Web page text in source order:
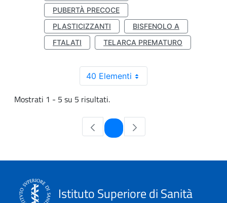
PUBERTÀ PRECOCE
PLASTICIZZANTI
BISFENOLO A
FTALATI
TELARCA PREMATURO
40 Elementi
Mostrati 1 - 5 su 5 risultati.
Pagina
Istituto Superiore di Sanità